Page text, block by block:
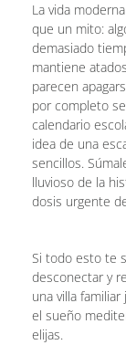
La vida
que un mito:
demasiado
mantiene
parecen
por completo
calendario
idea de una
sencillos.
lluvioso de la
dosis urgente
Si todo esto te
desconectar y
una villa
el sueño
elijas.